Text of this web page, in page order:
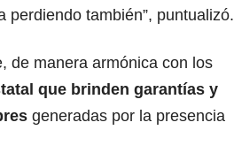
también”, puntualizó.
de manera armónica con los
que brinden garantías y
generadas por la presencia